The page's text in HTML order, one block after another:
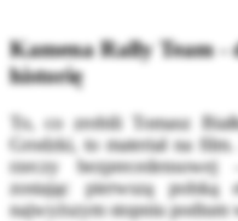
Kamena Rally Team -
historię
To, co zrobili Tomasz
Grodzki, to materiał na
rzeczy
zostając pierwszą
najwyższym stopniu podium